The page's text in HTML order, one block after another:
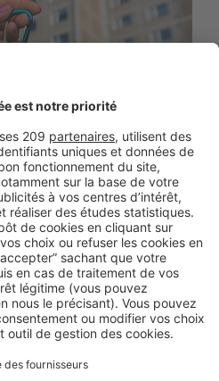
en copropriété :
à l’acquéreur ?